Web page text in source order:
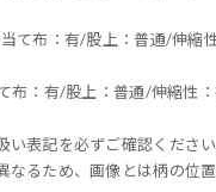
て布：有/股上：普通/伸縮
布：有/股上：普通/伸縮性
表記を必ずご確認ください
るため、画像とは柄の位